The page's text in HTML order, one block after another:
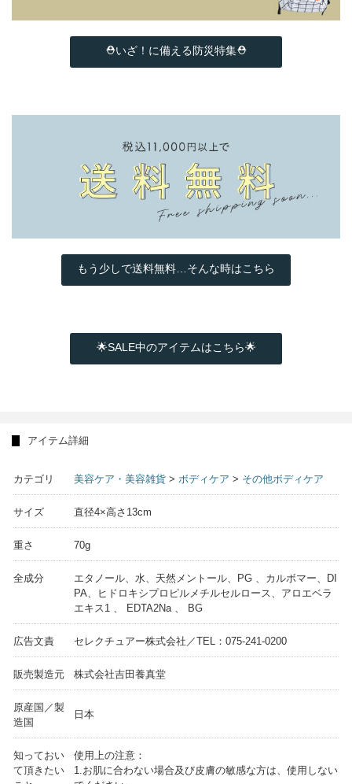
⛑いざ！に備える防災特集⛑
もう少しで送料無料…そんな時はこちら
🌟SALE中のアイテムはこちら🌟
アイテム詳細
カテゴリ 美容ケア・美容雑貨 > ボディケア > その他ボディケア
サイズ 直径4×高さ13cm
重さ 70g
全成分
エタノール、水、天然メントール、PG 、カルボマー、DI
PA、ヒドロキシプロピルメチルセルロース、アロエベラ
エキス1 、 EDTA2Na 、 BG
広告文責 セレクチュアー株式会社／TEL：075-241-0200
販売製造元 株式会社吉田養真堂
原産国／製
造国
日本
知っておい
て頂きたい
使用上の注意：
1.お肌に合わない場合及び皮膚の敏感な方は、使用しない